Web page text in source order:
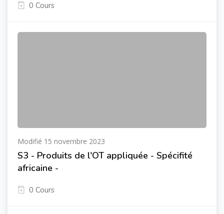
0 Cours
Modifié 15 novembre 2023
S3 - Produits de l'OT appliquée - Spécifité
africaine -
0 Cours